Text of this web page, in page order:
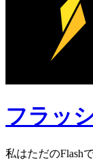
フラッ
私はただのFlash